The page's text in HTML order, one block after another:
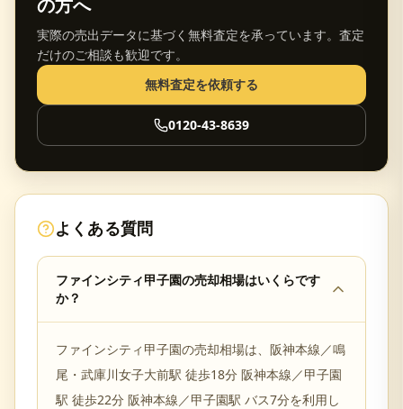
の方へ
実際の売出データに基づく無料査定を承っています。査定
だけのご相談も歓迎です。
無料査定を依頼する
0120-43-8639
よくある質問
ファインシティ甲子園の売却相場はいくらです
か？
ファインシティ甲子園の売却相場は、阪神本線／鳴
尾・武庫川女子大前駅 徒歩18分 阪神本線／甲子園
駅 徒歩22分 阪神本線／甲子園駅 バス7分を利用し